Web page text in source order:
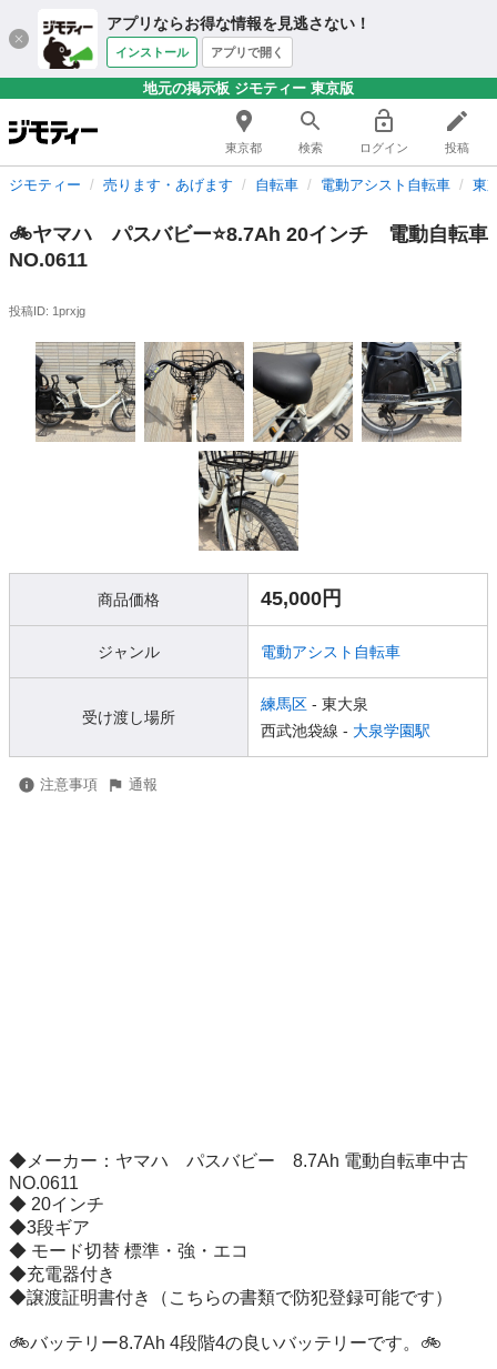
アプリならお得な情報を見逃さない！
インストール アプリで開く
地元の掲示板 ジモティー 東京版
東京都 検索 ログイン 投稿
ジモティー 売ります・あげます 自転車 電動アシスト自転車 東
🚲ヤマハ パスバビー⭐️8.7Ah 20インチ 電動自転車
NO.0611
投稿ID: 1prxjg
商品価格 45,000円
ジャンル 電動アシスト自転車
受け渡し場所
練馬区 - 東大泉
西武池袋線 - 大泉学園駅
注意事項 通報
◆メーカー：ヤマハ　パスバビー　8.7Ah 電動自転車中古
NO.0611
◆ 20インチ
◆3段ギア
◆ モード切替 標準・強・エコ
◆充電器付き
◆譲渡証明書付き（こちらの書類で防犯登録可能です）
🚲バッテリー8.7Ah 4段階4の良いバッテリーです。🚲